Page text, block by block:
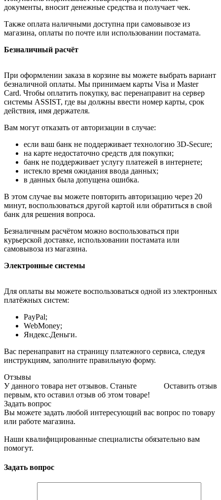
документы, вносит денежные средства и получает чек.
Также оплата наличными доступна при самовывозе из
магазина, оплаты по почте или использовании постамата.
Безналичный расчёт
При оформлении заказа в корзине вы можете выбрать вариант
безналичной оплаты. Мы принимаем карты Visa и Master
Card. Чтобы оплатить покупку, вас перенаправит на сервер
системы ASSIST, где вы должны ввести номер карты, срок
действия, имя держателя.
Вам могут отказать от авторизации в случае:
если ваш банк не поддерживает технологию 3D-Secure;
на карте недостаточно средств для покупки;
банк не поддерживает услугу платежей в интернете;
истекло время ожидания ввода данных;
в данных была допущена ошибка.
В этом случае вы можете повторить авторизацию через 20
минут, воспользоваться другой картой или обратиться в свой
банк для решения вопроса.
Безналичным расчётом можно воспользоваться при
курьерской доставке, использовании постамата или
самовывоза из магазина.
Электронные системы
Для оплаты вы можете воспользоваться одной из электронных
платёжных систем:
PayPal;
WebMoney;
Яндекс.Деньги.
Вас перенаправит на страницу платежного сервиса, следуя
инструкциям, заполните правильную форму.
Отзывы
Оставить отзыв
У данного товара нет отзывов. Станьте
первым, кто оставил отзыв об этом товаре!
Задать вопрос
Вы можете задать любой интересующий вас вопрос по товару
или работе магазина.
Наши квалифицированные специалисты обязательно вам
помогут.
Задать вопрос